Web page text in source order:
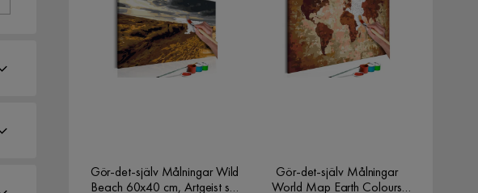
Gör-det-själv Målningar Wild
Beach 60x40 cm, Artgeist sp.
Gör-det-själv Målningar
World Map Earth Colours